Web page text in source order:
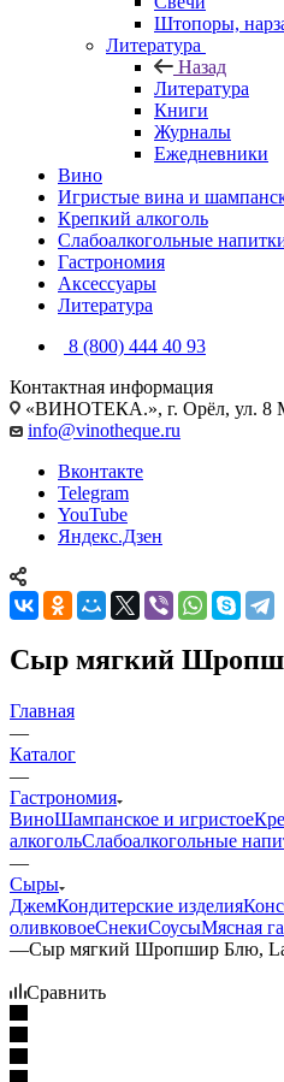
Штопоры,
Литература
Назад
Литература
Книги
Журналы
Ежедневники
Вино
Игристые вина и
Крепкий алкоголь
Слабоалкогольные
Гастрономия
Аксессуары
Литература
8 (800) 444 40 93
Контактная информация
«ВИНОТЕКА.», г. Орёл, ул. 8
info@vinotheque.ru
Вконтакте
Telegram
YouTube
Яндекс.Дзен
Сыр мягкий
Главная
—
Каталог
—
Гастрономия
ВиноШампанское и игристое
алкогольСлабоалкогольные
—
Сыры
ДжемКондитерские изделия
оливковоеСнекиСоусыМясная
—Сыр мягкий Шропшир Блю,
Сравнить